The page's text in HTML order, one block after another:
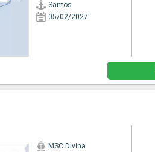
Santos
05/02/2027
MSC Divina